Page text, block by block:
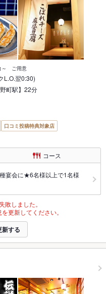
～ ご用意
L.O.翌0:30)
町駅】22分
口コミ投稿特典対象店
コース
宴会に★6名様以上で1名様
敗しました。
更新してください。
新する